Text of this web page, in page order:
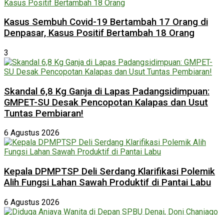
Kasus Sembuh Covid-19 Bertambah 17 Orang di
Denpasar, Kasus Positif Bertambah 18 Orang
3
Skandal 6,8 Kg Ganja di Lapas Padangsidimpuan:
GMPET-SU Desak Pencopotan Kalapas dan Usut
Tuntas Pembiaran!
6 Agustus 2026
Kepala DPMPTSP Deli Serdang Klarifikasi Polemik
Alih Fungsi Lahan Sawah Produktif di Pantai Labu
6 Agustus 2026